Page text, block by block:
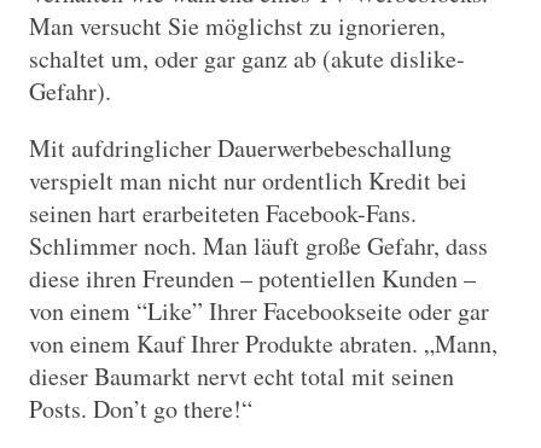
Man versucht Sie möglichst zu ignorieren,
schaltet um, oder gar ganz ab (akute dislike-
Gefahr).
Mit aufdringlicher Dauerwerbebeschallung
verspielt man nicht nur ordentlich Kredit bei
seinen hart erarbeiteten Facebook-Fans.
Schlimmer noch. Man läuft große Gefahr, dass
diese ihren Freunden – potentiellen Kunden –
von einem “Like” Ihrer Facebookseite oder gar
von einem Kauf Ihrer Produkte abraten. „Mann,
dieser Baumarkt nervt echt total mit seinen
Posts. Don’t go there!“